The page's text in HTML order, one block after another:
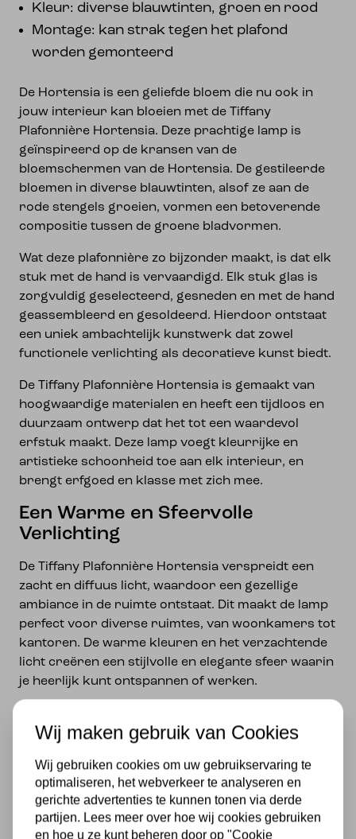
Kleur: diverse blauwtinten, groen en rood
Montage: kan strak tegen het plafond
worden gemonteerd
De Hortensia is een geliefde bloem die nu ook in
jouw interieur kan bloeien met de Tiffany
Plafonnière Hortensia. Deze prachtige lamp is
geïnspireerd op de kransen van de
bloemschermen van de Hortensia. De gestileerde
bloemen in diverse blauwtinten, alsof ze aan de
rode stengels groeien, vormen een betoverende
compositie tussen de groene bladvormen.
Wat deze plafonnière zo bijzonder maakt, is dat elk
stuk met de hand is vervaardigd. Elk stuk glas is
zorgvuldig geselecteerd, gesneden en met de hand
geassembleerd en gesoldeerd. Hierdoor ontstaat
een uniek ambachtelijk kunstwerk dat zowel
functionele verlichting als decoratieve kunst biedt.
De Tiffany Plafonnière Hortensia is gemaakt van
hoogwaardige materialen en heeft een tijdloos en
duurzaam ontwerp dat het tot een waardevol
erfstuk maakt. Deze lamp voegt kleurrijke en
artistieke schoonheid toe aan elk interieur, en
brengt erfgoed en klasse met zich mee.
Een Warme en Sfeervolle
Verlichting
De Tiffany Plafonnière Hortensia verspreidt een
zacht en diffuus licht, waardoor een gezellige
ambiance in de ruimte ontstaat. Dit maakt de lamp
perfect voor diverse ruimtes, van woonkamers tot
kantoren. De warme kleuren en het verzachtende
licht creëren een stijlvolle en elegante sfeer waarin
je heerlijk kunt ontspannen of werken.
niet alleen functionele verlichting toe, maar ook
betoveren door het prachtige gekleurde glas en
geniet van de tijdloze schoonheid van deze
ambachtelijke lamp.
Wij maken gebruik van Cookies
Wij gebruiken cookies om uw gebruikservaring te
optimaliseren, het webverkeer te analyseren en
gerichte advertenties te kunnen tonen via derde
partijen. Lees meer over hoe wij cookies gebruiken
en hoe u ze kunt beheren door op "Cookie